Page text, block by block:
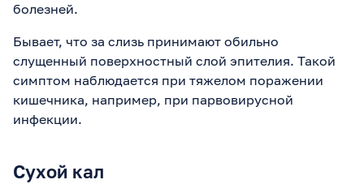
болезней.
Бывает, что за слизь принимают обильно
слущенный поверхностный слой эпителия. Такой
симптом наблюдается при тяжелом поражении
кишечника, например, при парвовирусной
инфекции.
Сухой кал